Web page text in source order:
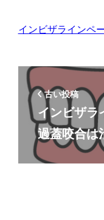
インビザラインペ
古い投稿
インビザラ
過蓋咬合は